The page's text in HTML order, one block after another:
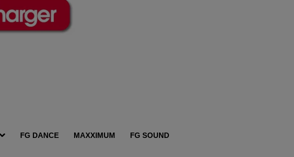
FG DANCE MAXXIMUM FG SOUND